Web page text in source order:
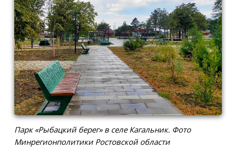
Парк «Рыбацкий берег» в селе Кагальник. Фото
Минрегионполитики Ростовской области